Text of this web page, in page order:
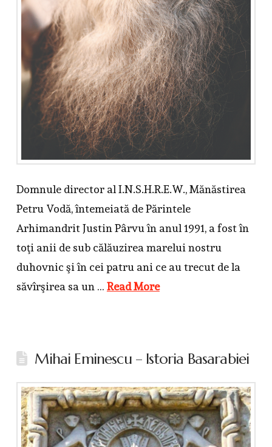
Domnule director al I.N.S.H.R.E.W., Mănăstirea
Petru Vodă, întemeiată de Părintele
Arhimandrit Justin Pârvu în anul 1991, a fost în
toţi anii de sub călăuzirea marelui nostru
duhovnic şi în cei patru ani ce au trecut de la
săvîrşirea sa un … Read More
Mihai Eminescu – Istoria Basarabiei